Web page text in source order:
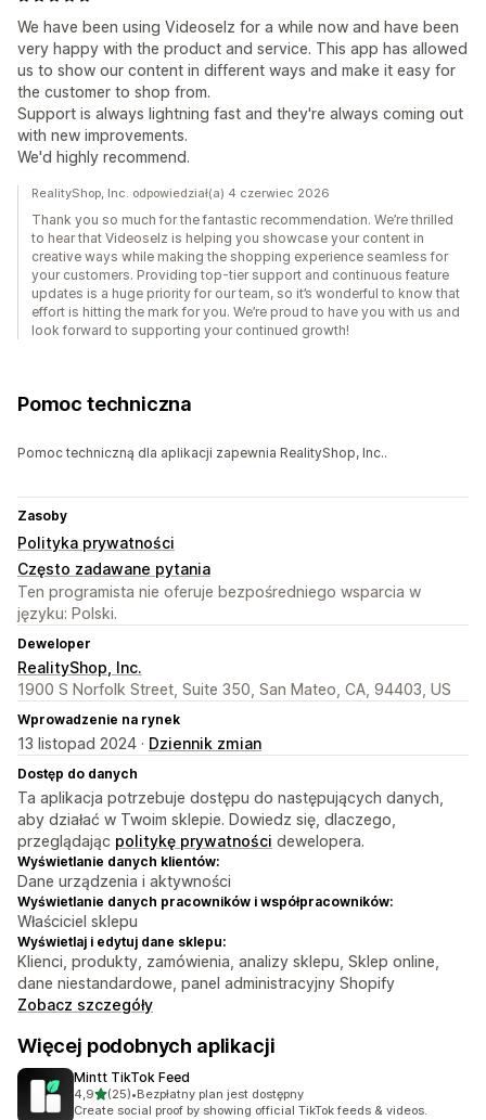
We have been using Videoselz for a while now and have been
very happy with the product and service. This app has allowed
us to show our content in different ways and make it easy for
the customer to shop from.
Support is always lightning fast and they're always coming out
with new improvements.
We'd highly recommend.
RealityShop, Inc. odpowiedział(a) 4 czerwiec 2026
Thank you so much for the fantastic recommendation. We’re thrilled
to hear that Videoselz is helping you showcase your content in
creative ways while making the shopping experience seamless for
your customers. Providing top-tier support and continuous feature
updates is a huge priority for our team, so it’s wonderful to know that
effort is hitting the mark for you. We’re proud to have you with us and
look forward to supporting your continued growth!
Pomoc techniczna
Pomoc techniczną dla aplikacji zapewnia RealityShop, Inc..
Zasoby
Polityka prywatności
Często zadawane pytania
Ten programista nie oferuje bezpośredniego wsparcia w
języku: Polski.
Deweloper
RealityShop, Inc.
1900 S Norfolk Street, Suite 350, San Mateo, CA, 94403, US
Wprowadzenie na rynek
13 listopad 2024 · Dziennik zmian
Dostęp do danych
Ta aplikacja potrzebuje dostępu do następujących danych,
aby działać w Twoim sklepie. Dowiedz się, dlaczego,
przeglądając politykę prywatności dewelopera.
Wyświetlanie danych klientów:
Dane urządzenia i aktywności
Wyświetlanie danych pracowników i współpracowników:
Właściciel sklepu
Wyświetlaj i edytuj dane sklepu:
Klienci, produkty, zamówienia, analizy sklepu, Sklep online,
dane niestandardowe, panel administracyjny Shopify
Zobacz szczegóły
Więcej podobnych aplikacji
Mintt TikTok Feed
4,9na 5 gwiazdek
(25)
Łączna liczba recenzji: 25
•Bezpłatny plan jest dostępny
Create social proof by showing official TikTok feeds & videos.